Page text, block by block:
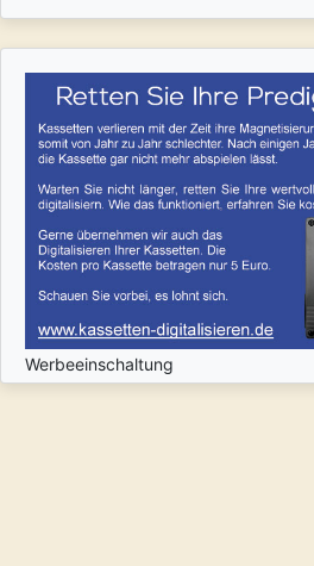
Werbeeinschaltung